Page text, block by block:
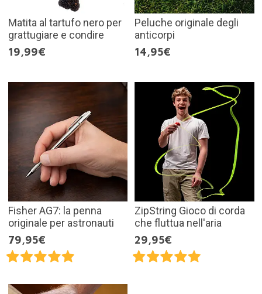
Matita al tartufo nero per
grattugiare e condire
19,99€
Peluche originale degli
anticorpi
14,95€
Fisher AG7: la penna
originale per astronauti
79,95€
ZipString Gioco di corda
che fluttua nell'aria
29,95€